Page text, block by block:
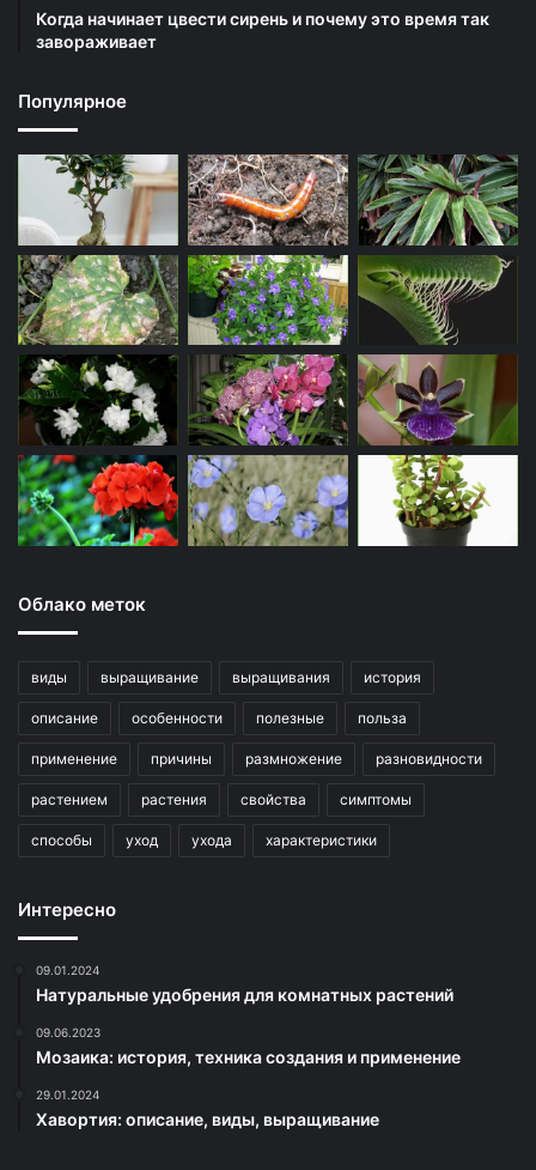
Когда начинает цвести сирень и почему это время так
завораживает
Популярное
Облако меток
виды выращивание выращивания история
описание особенности полезные польза
применение причины размножение разновидности
растением растения свойства симптомы
способы уход ухода характеристики
Интересно
09.01.2024
Натуральные удобрения для комнатных растений
09.06.2023
Мозаика: история, техника создания и применение
29.01.2024
Хавортия: описание, виды, выращивание